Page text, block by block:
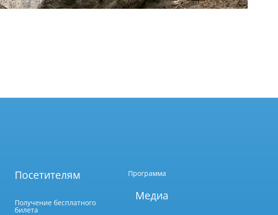
Посетителям
Получение бесплатного
билета
Программа
Медиа